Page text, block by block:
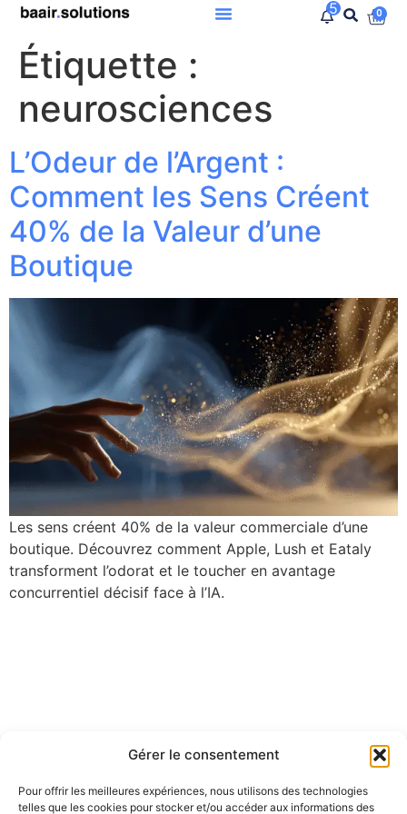
Gérer le consentement
Pour offrir les meilleures expériences, nous utilisons des technologies
telles que les cookies pour stocker et/ou accéder aux informations des
5 0
Étiquette :
neurosciences
L’Odeur de l’Argent :
Comment les Sens Créent
40% de la Valeur d’une
Boutique
Les sens créent 40% de la valeur commerciale d’une
boutique. Découvrez comment Apple, Lush et Eataly
transforment l’odorat et le toucher en avantage
concurrentiel décisif face à l’IA.